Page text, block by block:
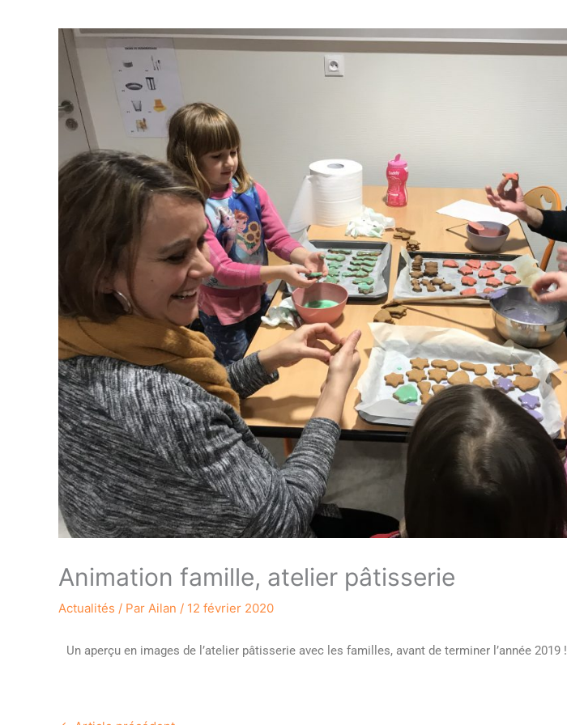
Animation famille, atelier pâtisserie
Actualités / Par Ailan / 12 février 2020
Un aperçu en images de l’atelier pâtisserie avec les familles, avant de terminer l’année 2019 !